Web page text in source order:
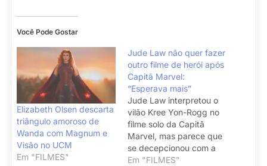
Você Pode Gostar
Elizabeth Olsen descarta
triângulo amoroso de
Wanda com Magnum e
Visão no UCM
Em "FILMES"
Jude Law não quer fazer
outro filme de herói após
Capitã Marvel:
“Esperava mais”
Jude Law interpretou o
vilão Kree Yon-Rogg no
filme solo da Capitã
Marvel, mas parece que
se decepcionou com a
experiência.
Em "FILMES"